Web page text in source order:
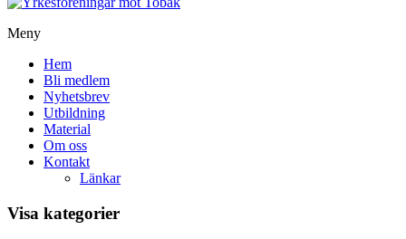
Meny
vidare
innehåll
Hem
Bli medlem
Nyhetsbrev
Utbildning
Material
Om oss
Kontakt
Länkar
Visa kategorier